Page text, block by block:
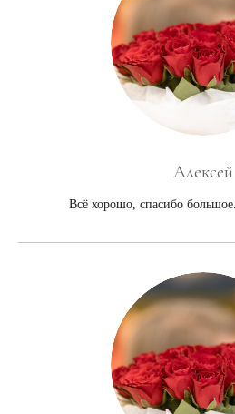
Алексей
Всё хорошо, спасибо